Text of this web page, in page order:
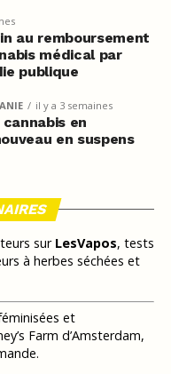
au remboursement
médical par
publique
il y a 3 semaines
en
en suspens
sur LesVapos, tests
à herbes séchées et
et
Farm d’Amsterdam,